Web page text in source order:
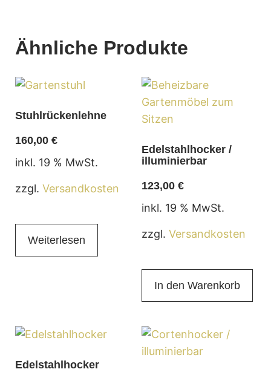
Ähnliche Produkte
Stuhlrückenlehne
160,00 €
inkl. 19 % MwSt.
zzgl. Versandkosten
Weiterlesen
Edelstahlhocker /
illuminierbar
123,00 €
inkl. 19 % MwSt.
zzgl. Versandkosten
In den Warenkorb
Edelstahlhocker